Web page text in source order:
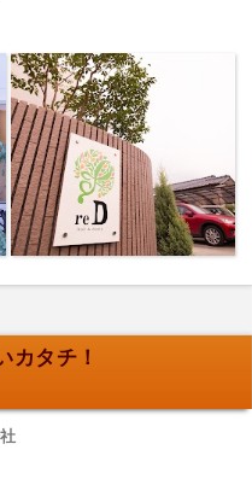
カタチ！